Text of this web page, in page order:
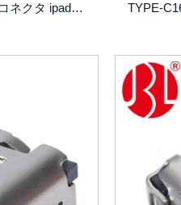
ip67 防水マイクロ usb 5pin usb コネクタ ipad の usb コネクタ電話